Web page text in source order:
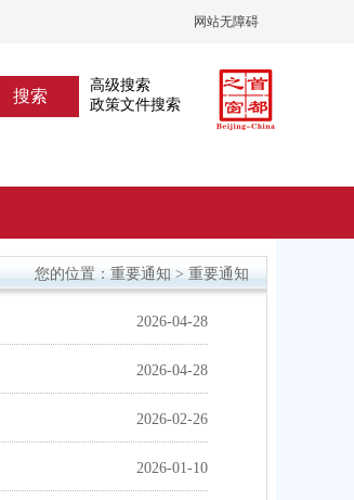
网站无障碍
高级搜索
政策文件搜索
您的位置：重要通知>重要通知
2026-04-28
2026-04-28
2026-02-26
2026-01-10